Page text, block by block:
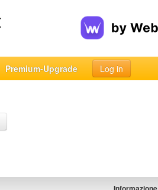
Premium-Upgrade Log in